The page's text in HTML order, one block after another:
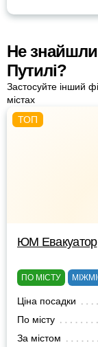
Не знайшли
Путилі?
Застосуйте інший
містах
ЮМ Евакуатор
ПО МІСТУ
Ціна посадки
По місту
За містом